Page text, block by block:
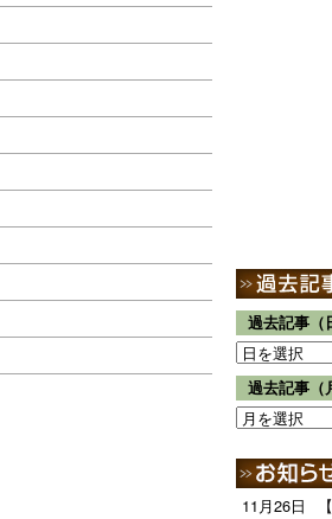
過去記事（
過去記事（
11月26日